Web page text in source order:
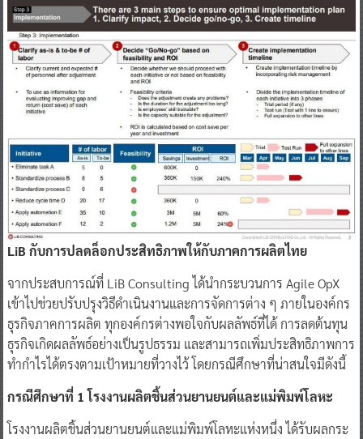
LiB กับการปลดล็อกประสิทธิภาพให้กับภาคการผลิตไทย
จากประสบการณ์ที่ LiB Consulting ได้นำกระบวนการ Agile OpX
เข้าไปช่วยปรับปรุงวิธีดำเนินงานและการจัดการต่าง ๆ ภายในองค์กร
ธุรกิจภาคการผลิต ทุกองค์กรต่างพอใจกับผลลัพธ์ที่ได้ การลดต้นทุน
ธุรกิจเกิดผลลัพธ์อย่างเป็นรูปธรรม และสามารถเพิ่มประสิทธิภาพการ
ทำกำไรได้ตรงตามเป้าหมายที่วางไว้ โดยกรณีศึกษาที่น่าสนใจมีดังนี้
กรณีศึกษาที่ 1 โรงงานผลิตชิ้นส่วนยานยนต์และแม่พิมพ์โลหะ
โรงงานผลิตชิ้นส่วนยานยนต์และแม่พิมพ์โลหะแห่งหนึ่ง ได้รับผลกระ